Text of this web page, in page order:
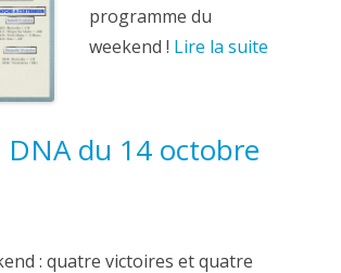
programme du
weekend ! Lire la suite
DNA du 14 octobre
: quatre victoires et quatre